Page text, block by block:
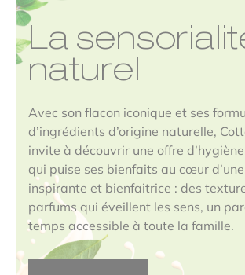
La
naturel
Avec son flacon iconique et ses
d’ingrédients d’origine naturelle,
invite à découvrir une offre
qui puise ses bienfaits au cœur
inspirante et bienfaitrice : des
parfums qui éveillent les sens, un
temps accessible à toute la famille.